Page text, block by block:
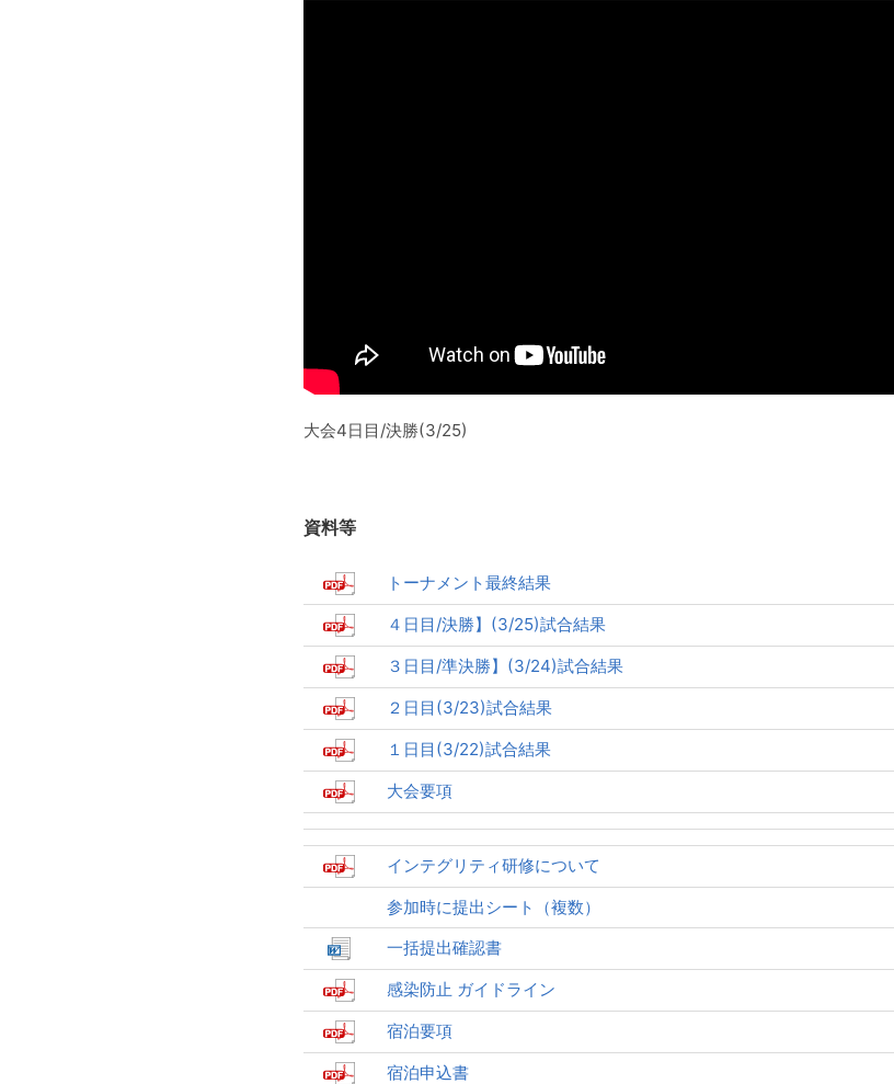
大会4日目/決勝(3/25)
資料等
トーナメント最終結果
４日目/決勝】(3/25)試合結果
３日目/準決勝】(3/24)試合結果
２日目(3/23)試合結果
１日目(3/22)試合結果
大会要項
インテグリティ研修について
参加時に提出シート（複数）
一括提出確認書
感染防止 ガイドライン
宿泊要項
宿泊申込書